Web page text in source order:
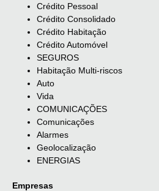
Crédito Pessoal
Crédito Consolidado
Crédito Habitação
Crédito Automóvel
SEGUROS
Habitação Multi-riscos
Auto
Vida
COMUNICAÇÕES
Comunicações
Alarmes
Geolocalização
ENERGIAS
Empresas